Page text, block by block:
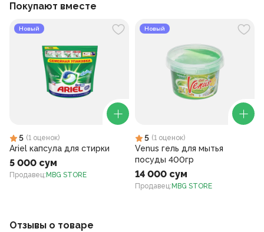
Покупают вместе
Новый
5 (1 оценок)
Ariel капсула для стирки
5 000 сум
Продавец: MBG STORE
Новый
5 (1 оценок)
Venus гель для мытья
посуды 400гр
14 000 сум
Продавец: MBG STORE
Отзывы о товаре